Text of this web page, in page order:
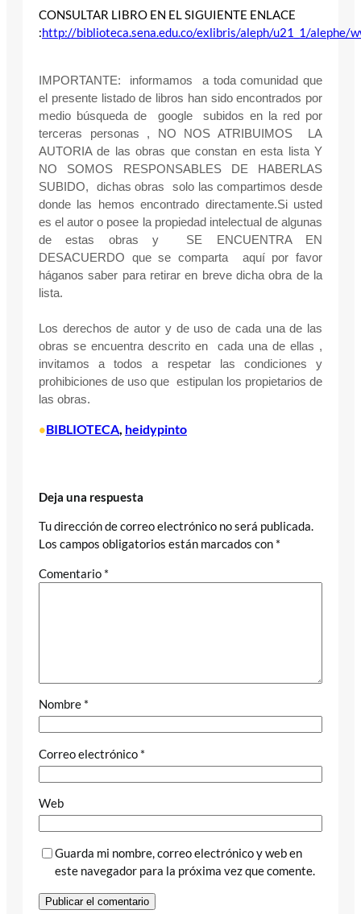
CONSULTAR LIBRO EN EL SIGUIENTE ENLACE
:http://biblioteca.sena.edu.co/exlibris/aleph/u21_1/alephe/
IMPORTANTE: informamos a toda comunidad que
el presente listado de libros han sido encontrados por
medio búsqueda de google subidos en la red por
terceras personas , NO NOS ATRIBUIMOS LA
AUTORIA de las obras que constan en esta lista Y
NO SOMOS RESPONSABLES DE HABERLAS
SUBIDO, dichas obras solo las compartimos desde
donde las hemos encontrado directamente.Si usted
es el autor o posee la propiedad intelectual de algunas
de estas obras y SE ENCUENTRA EN
DESACUERDO que se comparta aquí por favor
háganos saber para retirar en breve dicha obra de la
lista.
Los derechos de autor y de uso de cada una de las
obras se encuentra descrito en cada una de ellas ,
invitamos a todos a respetar las condiciones y
prohibiciones de uso que estipulan los propietarios de
las obras.
•BIBLIOTECA, heidypinto
Deja una respuesta
Tu dirección de correo electrónico no será publicada.
Los campos obligatorios están marcados con *
Comentario *
Nombre *
Correo electrónico *
Web
Guarda mi nombre, correo electrónico y web en
este navegador para la próxima vez que comente.